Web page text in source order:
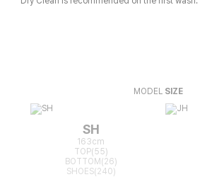
MODEL SIZE
SH
163cm
TOP(55)
BOTTOM(26)
SHOES(240)